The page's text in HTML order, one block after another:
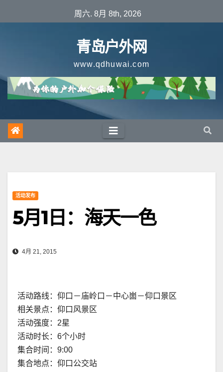
至
周六. 8月 8th, 2026
青岛户外网
www.qdhuwai.com
活动发布
5月1日：海天一色
4月 21, 2015
活动路线：仰口－庙岭口－中心崮－仰口景区
相关景点：仰口风景区
活动强度：2星
活动时长：6个小时
集合时间：9:00
集合地点：仰口公交站